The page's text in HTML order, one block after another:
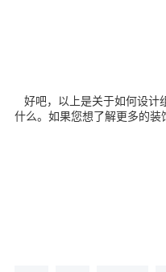
好吧，以上是关于如何设计
什么。如果您想了解更多的装